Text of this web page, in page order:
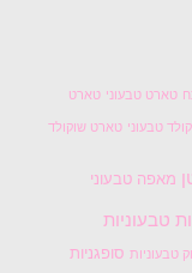
טארט טבעוני טארט
טבעוני טארט שוקולד
מאפה טבעוני
טבעוניות
טבעוניות סופגניות